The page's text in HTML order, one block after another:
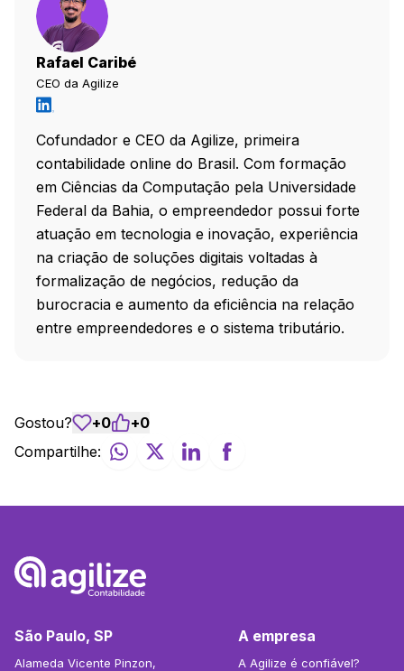
Rafael Caribé
CEO da Agilize
Cofundador e CEO da Agilize, primeira
contabilidade online do Brasil. Com formação
em Ciências da Computação pela Universidade
Federal da Bahia, o empreendedor possui forte
atuação em tecnologia e inovação, experiência
na criação de soluções digitais voltadas à
formalização de negócios, redução da
burocracia e aumento da eficiência na relação
entre empreendedores e o sistema tributário.
Gostou? +0 +0
Compartilhe:
São Paulo, SP
Alameda Vicente Pinzon,
A empresa
A Agilize é confiável?